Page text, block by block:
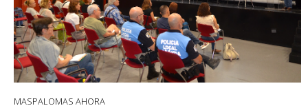
MASPALOMAS AHORA